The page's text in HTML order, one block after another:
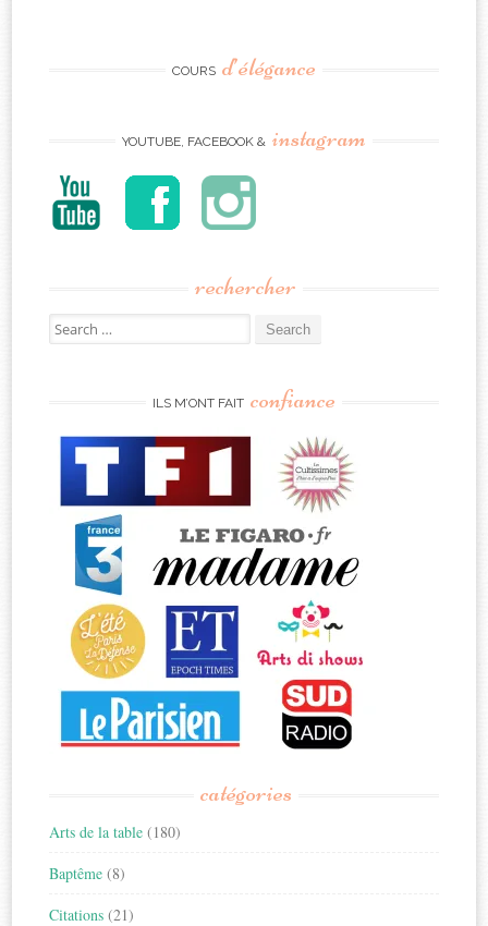
COURS d’élégance
YOUTUBE, FACEBOOK & instagram
rechercher
Search
for:
ILS M’ONT FAIT confiance
catégories
Arts de la table (180)
Baptême (8)
Citations (21)